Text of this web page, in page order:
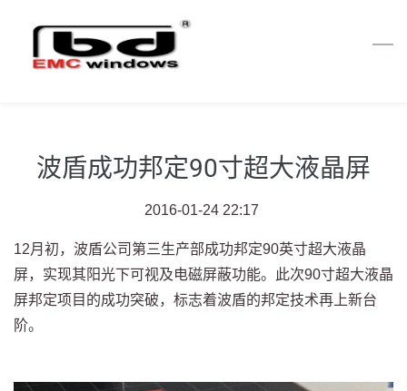
波盾成功邦定90寸超大液晶屏
2016-01-24 22:17
12月初，波盾公司第三生产部成功邦定90英寸超大液晶
屏，实现其阳光下可视及电磁屏蔽功能。此次90寸超大液晶
屏邦定项目的成功突破，标志着波盾的邦定技术再上新台
阶。